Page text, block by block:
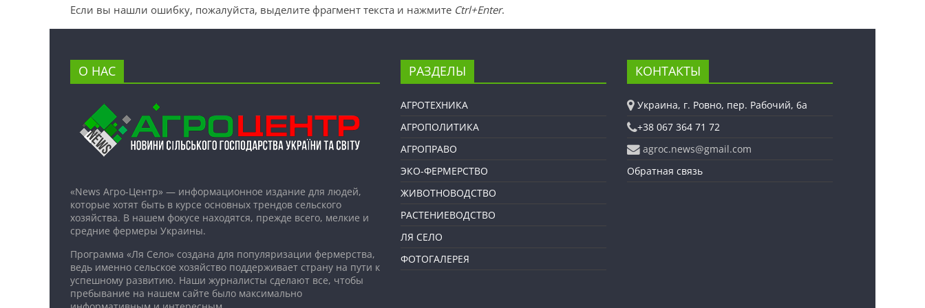
Если вы нашли ошибку, пожалуйста, выделите фрагмент текста и нажмите Ctrl+Enter.
О НАС
«News Агро-Центр» — информационное издание для людей,
которые хотят быть в курсе основных трендов сельского
хозяйства. В нашем фокусе находятся, прежде всего, мелкие и
средние фермеры Украины.
Программа «Ля Село» создана для популяризации фермерства,
ведь именно сельское хозяйство поддерживает страну на пути к
успешному развитию. Наши журналисты сделают все, чтобы
пребывание на нашем сайте было максимально
РАЗДЕЛЫ
АГРОТЕХНИКА
АГРОПОЛИТИКА
АГРОПРАВО
ЭКО-ФЕРМЕРСТВО
ЖИВОТНОВОДСТВО
РАСТЕНИЕВОДСТВО
ЛЯ СЕЛО
ФОТОГАЛЕРЕЯ
КОНТАКТЫ
Украина, г. Ровно, пер. Рабочий, 6а
+38 067 364 71 72
agroc.news@gmail.com
Обратная связь